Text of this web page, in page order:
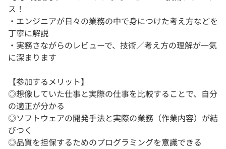
ス！
・エンジニアが日々の業務の中で身につけた考え方などを
丁寧に解説
・実務さながらのレビューで、技術／考え方の理解が一気
に深まります
【参加するメリット】
◎想像していた仕事と実際の仕事を比較することで、自分
の適正が分かる
◎ソフトウェアの開発手法と実際の業務（作業内容）が結
びつく
◎品質を担保するためのプログラミングを意識できる